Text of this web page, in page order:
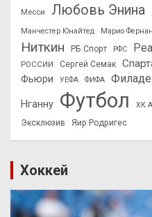
Месси
Любовь Энина
Манчестер Юнайтед Марио
Ниткин
РБ Спорт РФС
РОССИИ
Сергей Семак
Фьюри
УЕФА ФИФА
Нганну Футбол ХК
Эксклюзив Яир Родригес
Хоккей